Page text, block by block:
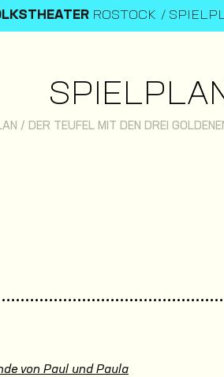
ROSTOCK
/ DER TEUFEL MIT DEN DREI
von Paul und Paula